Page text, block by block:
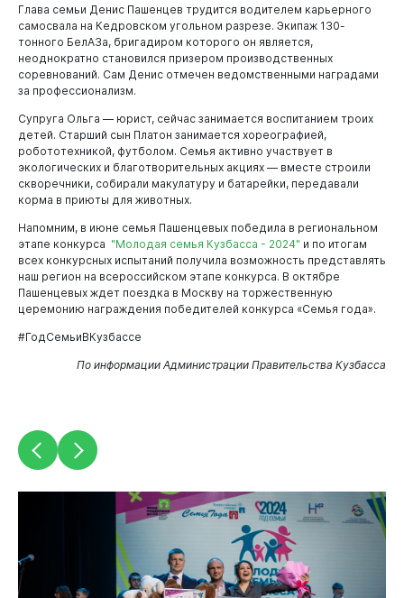
Глава семьи Денис Пашенцев трудится водителем карьерного
самосвала на Кедровском угольном разрезе. Экипаж 130-
тонного БелАЗа, бригадиром которого он является,
неоднократно становился призером производственных
соревнований. Сам Денис отмечен ведомственными наградами
за профессионализм.
Супруга Ольга — юрист, сейчас занимается воспитанием троих
детей. Старший сын Платон занимается хореографией,
робототехникой, футболом. Семья активно участвует в
экологических и благотворительных акциях — вместе строили
скворечники, собирали макулатуру и батарейки, передавали
корма в приюты для животных.
Напомним, в июне семья Пашенцевых победила в региональном
этапе конкурса "Молодая семья Кузбасса - 2024" и по итогам
всех конкурсных испытаний получила возможность представлять
наш регион на всероссийском этапе конкурса. В октябре
Пашенцевых ждет поездка в Москву на торжественную
церемонию награждения победителей конкурса «Семья года».
#ГодСемьиВКузбассе
По информации Администрации Правительства Кузбасса